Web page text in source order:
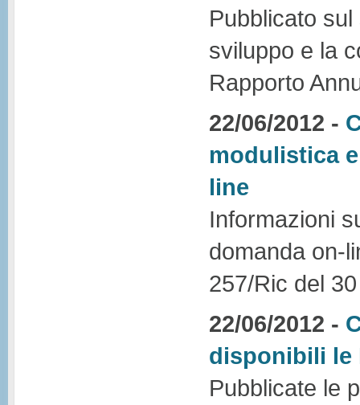
Pubblicato
sviluppo e la
Rapporto
22/06/2012 -
modulistica
line
Informazioni
domanda on-
257/Ric del
22/06/2012 -
disponibili le
Pubblicate le